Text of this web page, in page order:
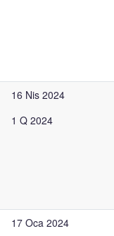
16 Nis 2024
1 Q 2024
17 Oca 2024